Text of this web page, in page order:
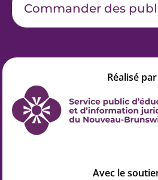
Commander des
Réalisé
Avec le